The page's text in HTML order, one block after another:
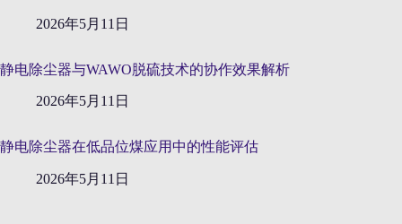
2026年5月11日
静电除尘器与WAWO脱硫技术的协作效果解析
2026年5月11日
静电除尘器在低品位煤应用中的性能评估
2026年5月11日